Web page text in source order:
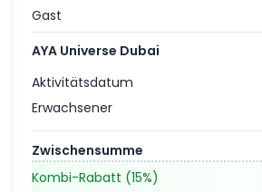
Gast
AYA Universe Dubai
Aktivitätsdatum
Erwachsener
Zwischensumme
Kombi-Rabatt (15%)